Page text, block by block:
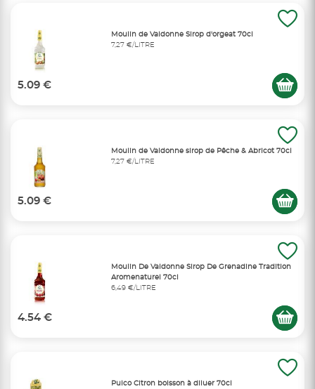
Moulin de Valdonne Sirop d'orgeat 70cl
7,27 €/LITRE
5.09 €
Moulin de Valdonne sirop de Pêche & Abricot 70cl
7,27 €/LITRE
5.09 €
Moulin De Valdonne Sirop De Grenadine Tradition
Aromenaturel 70cl
6,49 €/LITRE
4.54 €
Pulco Citron boisson à diluer 70cl